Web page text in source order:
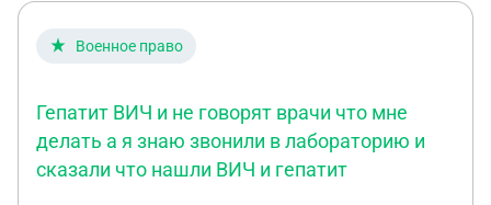
Военное право
Гепатит ВИЧ и не говорят врачи что мне
делать а я знаю звонили в лабораторию и
сказали что нашли ВИЧ и гепатит